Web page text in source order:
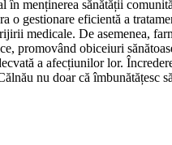
menținerea sănătății
o gestionare eficientă a
medicale. De asemenea,
promovând obiceiuri
a afecțiunilor lor.
nu doar că îmbunătățesc